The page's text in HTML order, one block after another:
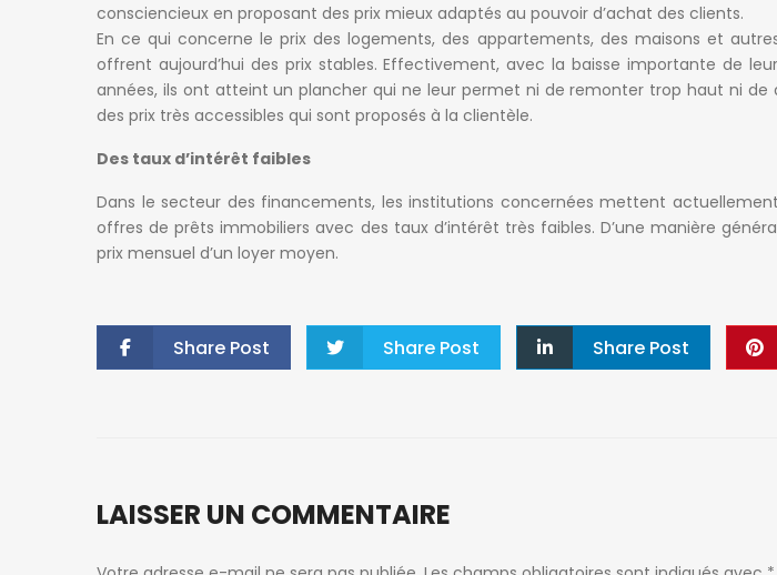
consciencieux en proposant des prix mieux adaptés au pouvoir d’achat des clients.
En ce qui concerne le prix des logements, des appartements, des maisons et
offrent aujourd’hui des prix stables. Effectivement, avec la baisse importante de
années, ils ont atteint un plancher qui ne leur permet ni de remonter trop haut ni de
des prix très accessibles qui sont proposés à la clientèle.
Des taux d’intérêt faibles
Dans le secteur des financements, les institutions concernées mettent
offres de prêts immobiliers avec des taux d’intérêt très faibles. D’une manière
prix mensuel d’un loyer moyen.
Share Post Share Post Share Post
LAISSER UN COMMENTAIRE